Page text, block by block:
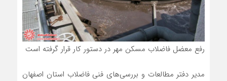
رفع معضل فاضلاب مسکن مهر در دستور کار قرار گرفته است
مدیر دفتر مطالعات و بررسی‌های فنی فاضلاب استان اصفهان